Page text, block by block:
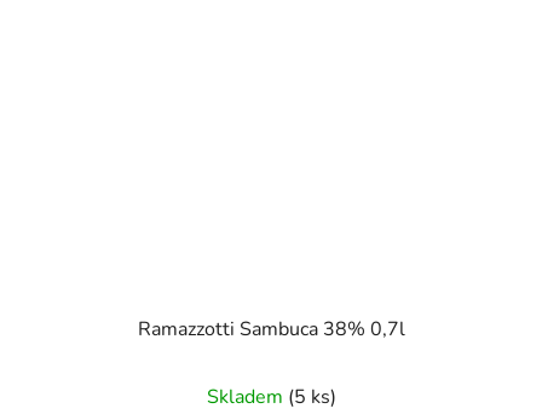
Ramazzotti Sambuca 38% 0,7l
Skladem (5 ks)